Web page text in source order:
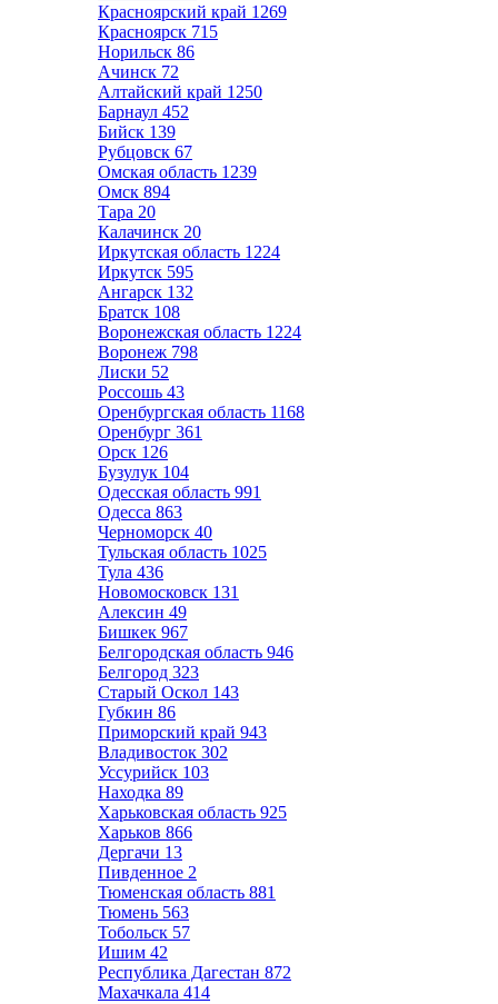
Красноярский край 1269
Красноярск 715
Норильск 86
Ачинск 72
Алтайский край 1250
Барнаул 452
Бийск 139
Рубцовск 67
Омская область 1239
Омск 894
Тара 20
Калачинск 20
Иркутская область 1224
Иркутск 595
Ангарск 132
Братск 108
Воронежская область 1224
Воронеж 798
Лиски 52
Россошь 43
Оренбургская область 1168
Оренбург 361
Орск 126
Бузулук 104
Одесская область 991
Одесса 863
Черноморск 40
Тульская область 1025
Тула 436
Новомосковск 131
Алексин 49
Бишкек 967
Белгородская область 946
Белгород 323
Старый Оскол 143
Губкин 86
Приморский край 943
Владивосток 302
Уссурийск 103
Находка 89
Харьковская область 925
Харьков 866
Дергачи 13
Пивденное 2
Тюменская область 881
Тюмень 563
Тобольск 57
Ишим 42
Республика Дагестан 872
Махачкала 414